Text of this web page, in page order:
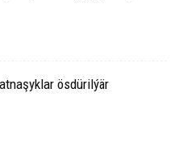
ösdürilýär